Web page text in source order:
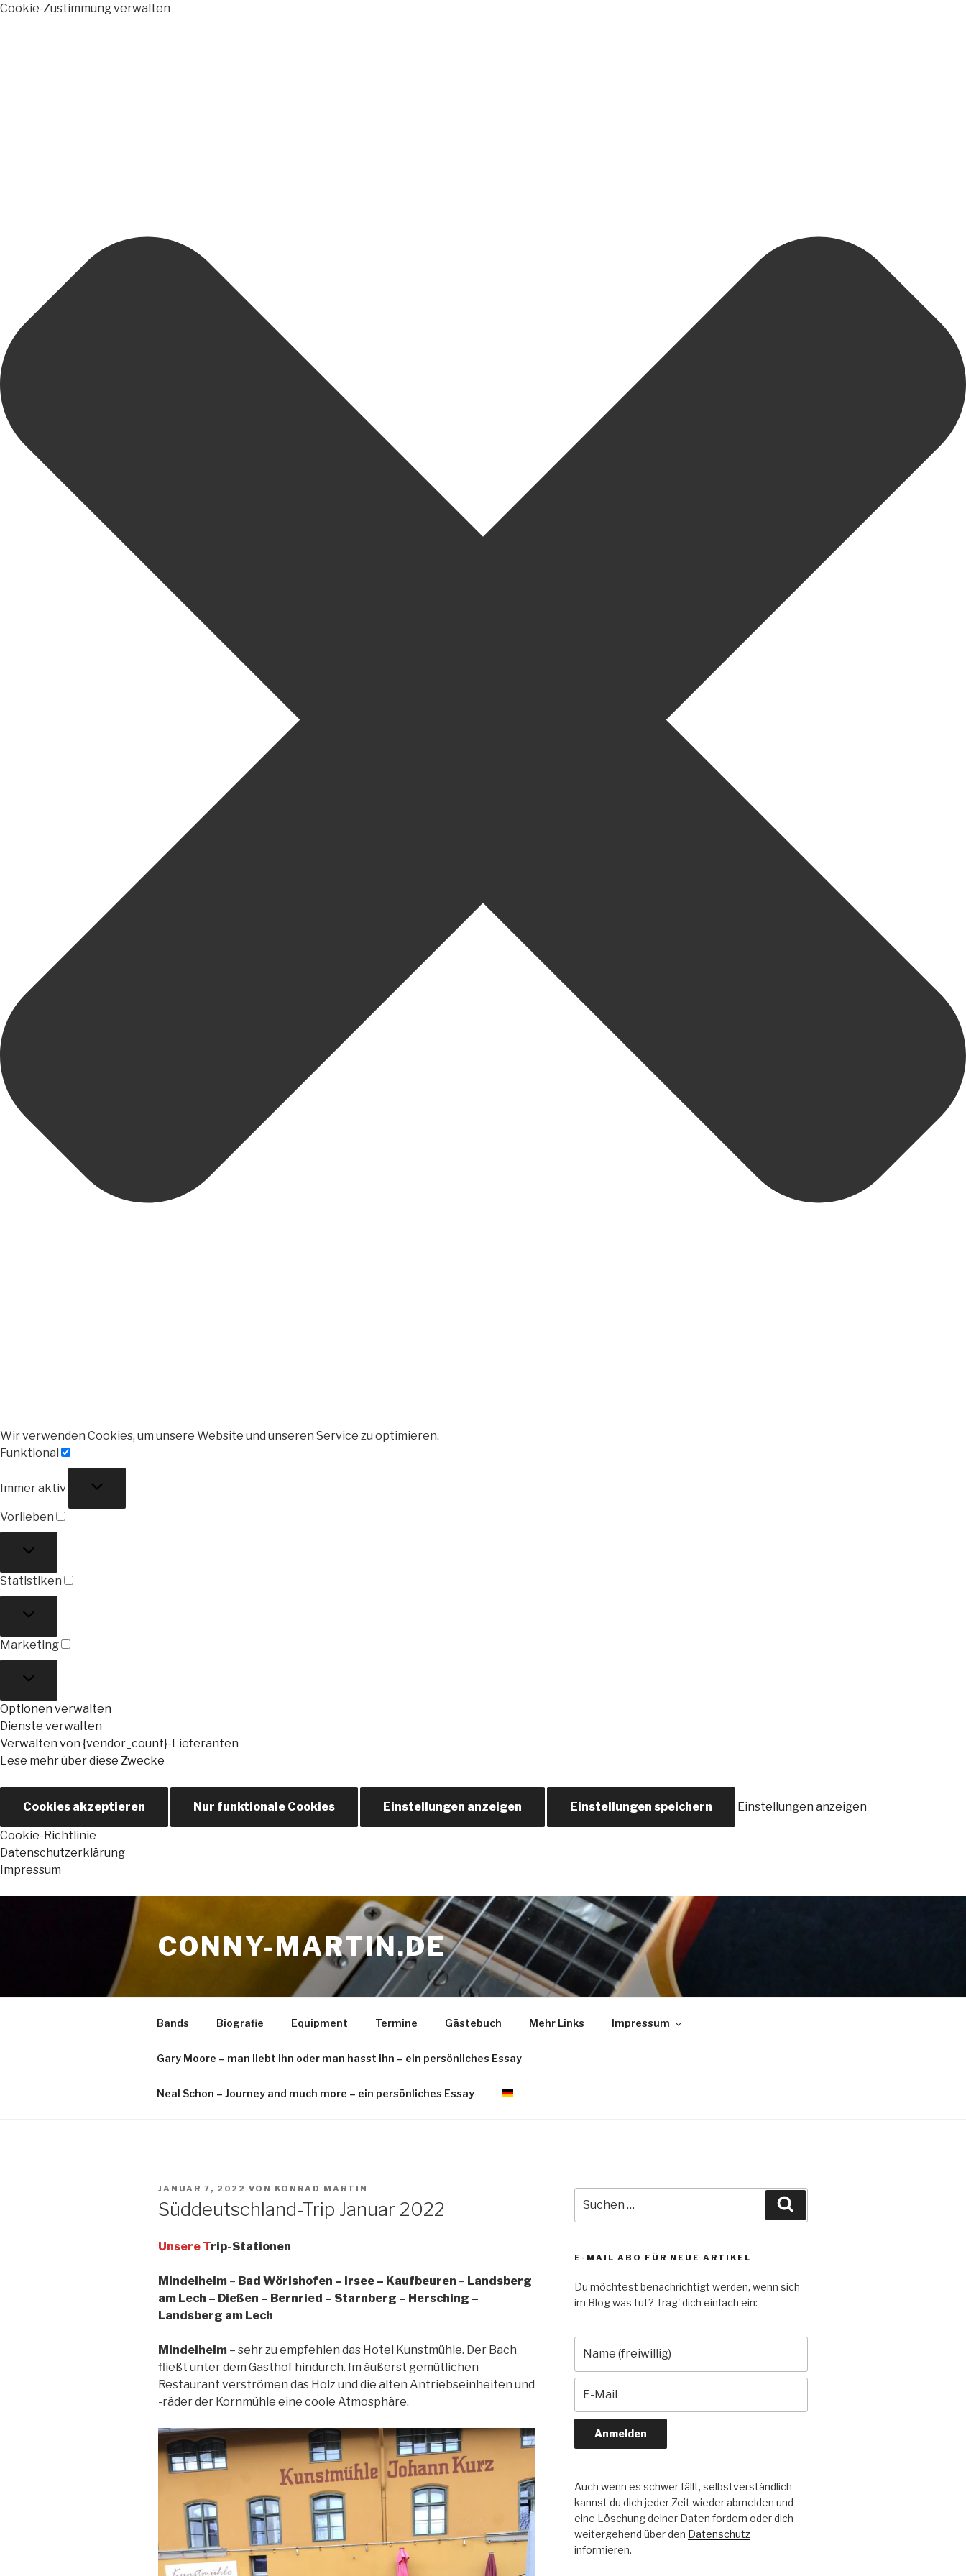
Cookie-Zustimmung verwalten
Wir verwenden Cookies, um unsere Website und unseren Service zu optimieren.
Funktional
Immer aktiv
Vorlieben
Statistiken
Marketing
Optionen verwalten
Dienste verwalten
Verwalten von {vendor_count}-Lieferanten
Lese mehr über diese Zwecke
Cookies akzeptieren Nur funktionale Cookies Einstellungen anzeigen Einstellungen speichern Einstellungen anzeigen
Cookie-Richtlinie
Datenschutzerklärung
Impressum
CONNY-MARTIN.DE
Bands Biografie Equipment Termine Gästebuch Mehr Links Impressum
Gary Moore – man liebt ihn oder man hasst ihn – ein persönliches Essay
Neal Schon – Journey and much more – ein persönliches Essay
VERÖFFENTLICHT
JANUAR 7, 2022 VON KONRAD MARTIN
Süddeutschland-Trip Januar 2022
Unsere Trip-Stationen
Mindelheim – Bad Wörishofen – Irsee – Kaufbeuren – Landsberg
am Lech – Dießen – Bernried – Starnberg – Hersching –
Landsberg am Lech
Mindelheim – sehr zu empfehlen das Hotel Kunstmühle. Der Bach
fließt unter dem Gasthof hindurch. Im äußerst gemütlichen
Restaurant verströmen das Holz und die alten Antriebseinheiten und
-räder der Kornmühle eine coole Atmosphäre.
nach:
E-MAIL ABO FÜR NEUE ARTIKEL
Du möchtest benachrichtigt werden, wenn sich
im Blog was tut? Trag' dich einfach ein:
Auch wenn es schwer fällt, selbstverständlich
kannst du dich jeder Zeit wieder abmelden und
eine Löschung deiner Daten fordern oder dich
weitergehend über den Datenschutz
informieren.